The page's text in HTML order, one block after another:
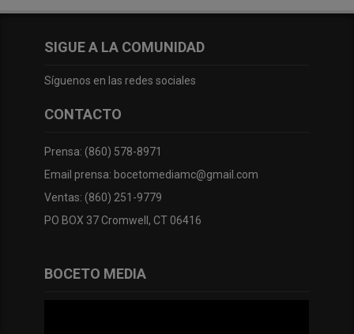
SIGUE A LA COMUNIDAD
Síguenos en las redes sociales
CONTACTO
Prensa: (860) 578-8971
Email prensa: bocetomediamc@gmail.com
Ventas: (860) 251-9779
PO BOX 37 Cromwell, CT 06416
BOCETO MEDIA